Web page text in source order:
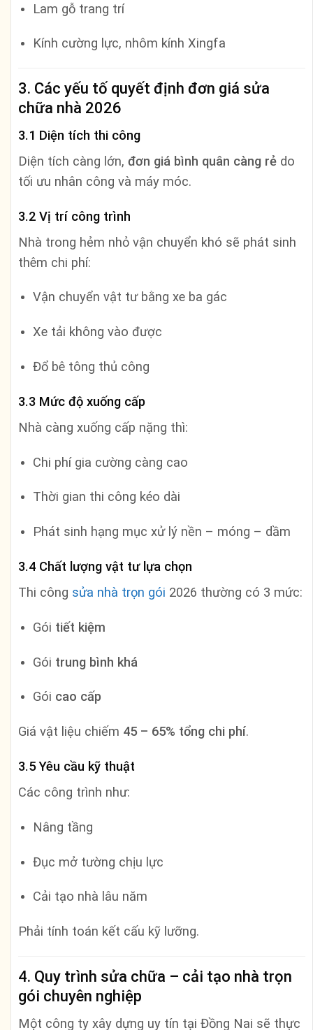
Lam gỗ trang trí
Kính cường lực, nhôm kính Xingfa
3. Các yếu tố quyết định đơn giá sửa
chữa nhà 2026
3.1 Diện tích thi công
Diện tích càng lớn, đơn giá bình quân càng rẻ do
tối ưu nhân công và máy móc.
3.2 Vị trí công trình
Nhà trong hẻm nhỏ vận chuyển khó sẽ phát sinh
thêm chi phí:
Vận chuyển vật tư bằng xe ba gác
Xe tải không vào được
Đổ bê tông thủ công
3.3 Mức độ xuống cấp
Nhà càng xuống cấp nặng thì:
Chi phí gia cường càng cao
Thời gian thi công kéo dài
Phát sinh hạng mục xử lý nền – móng – dầm
3.4 Chất lượng vật tư lựa chọn
Thi công sửa nhà trọn gói 2026 thường có 3 mức:
Gói tiết kiệm
Gói trung bình khá
Gói cao cấp
Giá vật liệu chiếm 45 – 65% tổng chi phí.
3.5 Yêu cầu kỹ thuật
Các công trình như:
Nâng tầng
Đục mở tường chịu lực
Cải tạo nhà lâu năm
Phải tính toán kết cấu kỹ lưỡng.
4. Quy trình sửa chữa – cải tạo nhà trọn
gói chuyên nghiệp
Một công ty xây dựng uy tín tại Đồng Nai sẽ thực